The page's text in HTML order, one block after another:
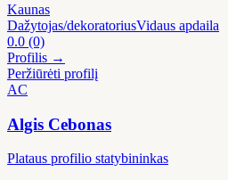
Kaunas
Dažytojas/dekoratoriusVidaus apdaila
0.0 (0)
Profilis →
Peržiūrėti profilį
AC
Algis Cebonas
Plataus profilio statybininkas